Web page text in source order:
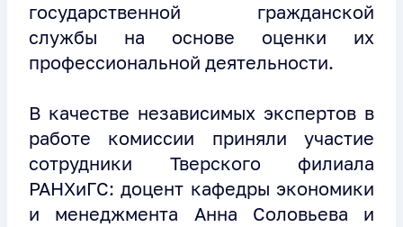
государственной гражданской
службы на основе оценки их
профессиональной деятельности.
В качестве независимых экспертов в
работе комиссии приняли участие
сотрудники Тверского филиала
РАНХиГС: доцент кафедры экономики
и менеджмента Анна Соловьева и